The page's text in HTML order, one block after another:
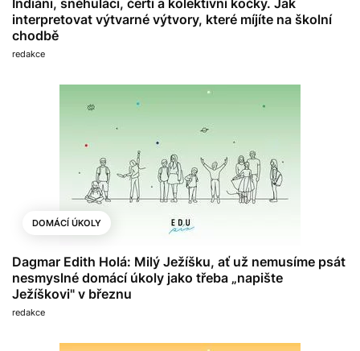
Indiáni, sněhuláci, čerti a kolektivní kočky. Jak
interpretovat výtvarné výtvory, které míjíte na školní
chodbě
redakce
DOMÁCÍ ÚKOLY
Dagmar Edith Holá: Milý Ježíšku, ať už nemusíme psát
nesmyslné domácí úkoly jako třeba „napište
Ježíškovi" v březnu
redakce